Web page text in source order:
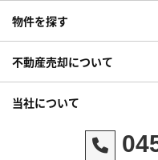
物件を探す
不動産売却について
当社について